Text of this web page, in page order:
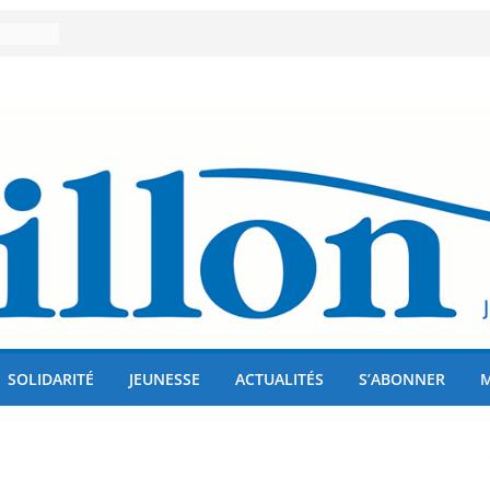
!
SOLIDARITÉ JEUNESSE ACTUALITÉS S’ABONNER